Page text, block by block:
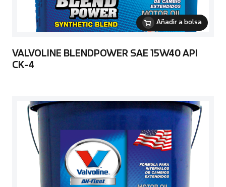
Añadir a bolsa
VALVOLINE BLENDPOWER SAE 15W40 API
CK-4